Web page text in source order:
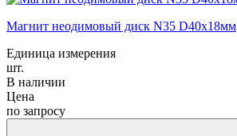
Магнит неодимовый диск N35 D40x18мм
Единица измерения
шт.
В наличии
Цена
по запросу